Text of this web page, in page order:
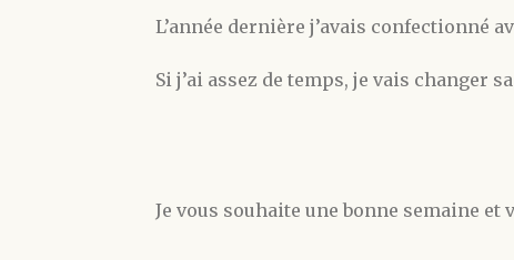
L’année dernière j’avais confectionné
Si j’ai assez de temps, je vais changer
Je vous souhaite une bonne semaine